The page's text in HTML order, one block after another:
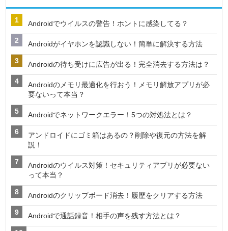
Androidでウイルスの警告！ホントに感染してる？
Androidがイヤホンを認識しない！簡単に解決する方法
Androidの待ち受けに広告が出る！完全消去する方法は？
Androidのメモリ最適化を行おう！メモリ解放アプリが必
要ないって本当？
Androidでネットワークエラー！5つの対処法とは？
アンドロイドにゴミ箱はあるの？削除や復元の方法を解
説！
Androidのウイルス対策！セキュリティアプリが必要ない
って本当？
Androidのクリップボード消去！履歴をクリアする方法
Androidで通話録音！相手の声を残す方法とは？